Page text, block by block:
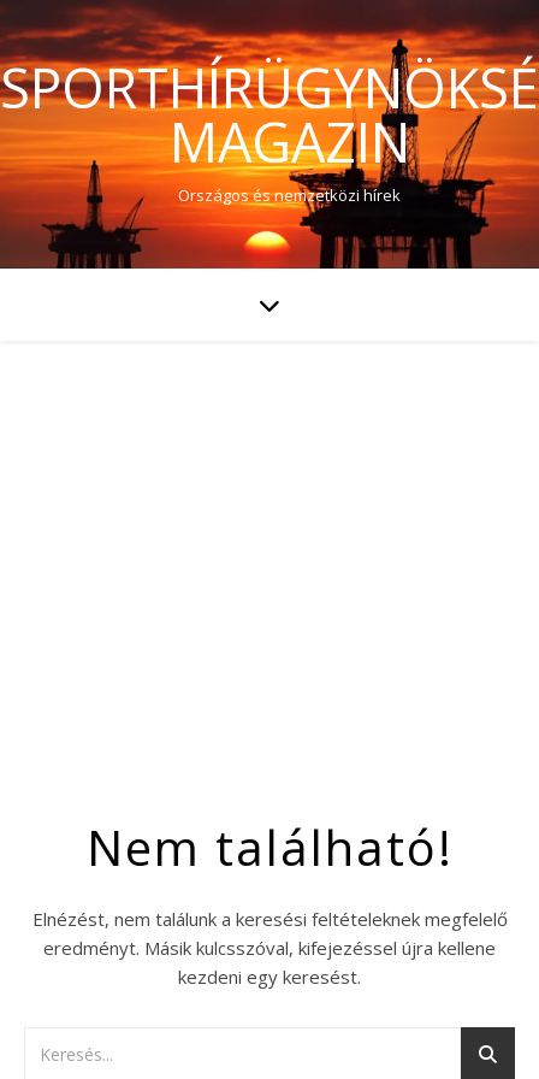
MAGAZIN
Országos és nemzetközi hírek
Nem található!
Elnézést, nem találunk a keresési feltételeknek megfelelő
eredményt. Másik kulcsszóval, kifejezéssel újra kellene
kezdeni egy keresést.